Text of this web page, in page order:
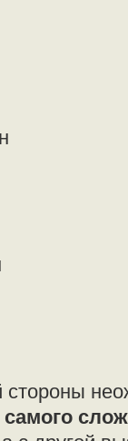
стороны
самого